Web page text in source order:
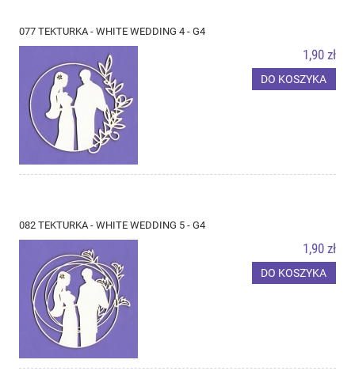
077 TEKTURKA - WHITE WEDDING 4 - G4
1,90 zł
DO KOSZYKA
082 TEKTURKA - WHITE WEDDING 5 - G4
1,90 zł
DO KOSZYKA